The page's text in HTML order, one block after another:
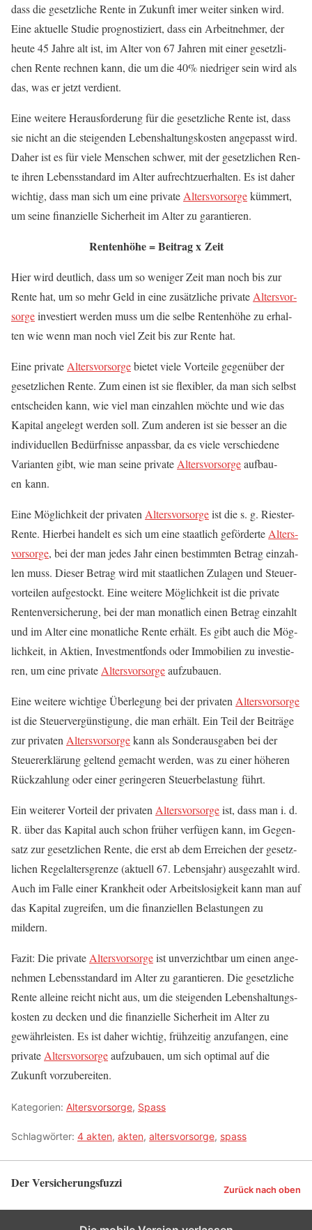
dass die gesetz­li­che Ren­te in Zukunft imer wei­ter sin­ken wird.
Eine aktu­el­le Stu­die pro­gnos­ti­ziert, dass ein Arbeit­neh­mer, der
heu­te 45 Jah­re alt ist, im Alter von 67 Jah­ren mit einer gesetz­li­
chen Ren­te rech­nen kann, die um die 40% nied­ri­ger sein wird als
das, was er jetzt verdient.
Eine wei­te­re Her­aus­for­de­rung für die gesetz­li­che Ren­te ist, dass
sie nicht an die stei­gen­den Lebens­hal­tungs­kos­ten ange­passt wird.
Daher ist es für vie­le Men­schen schwer, mit der gesetz­li­chen Ren­
te ihren Lebens­stan­dard im Alter auf­recht­zu­er­hal­ten. Es ist daher
wich­tig, dass man sich um eine pri­va­te Alters­vor­sor­geküm­mert,
um sei­ne finan­zi­el­le Sicher­heit im Alter zu garantieren.
Ren­ten­hö­he = Bei­trag x Zeit
Hier wird deut­lich, dass um so weni­ger Zeit man noch bis zur
Ren­te hat, um so mehr Geld in eine zusätz­li­che pri­va­te Alters­vor­
sor­geinves­tiert wer­den muss um die sel­be Ren­ten­hö­he zu erhal­
ten wie wenn man noch viel Zeit bis zur Ren­te hat.
Eine pri­va­te Alters­vor­sor­gebie­tet vie­le Vor­tei­le gegen­über der
gesetz­li­chen Ren­te. Zum einen ist sie fle­xi­bler, da man sich selbst
ent­schei­den kann, wie viel man ein­zah­len möch­te und wie das
Kapi­tal ange­legt wer­den soll. Zum ande­ren ist sie bes­ser an die
indi­vi­du­el­len Bedürf­nis­se anpass­bar, da es vie­le ver­schie­de­ne
Vari­an­ten gibt, wie man sei­ne pri­va­te Alters­vor­sor­geauf­bau­
en kann.
Eine Mög­lich­keit der pri­va­ten Alters­vor­sor­geist die s. g. Ries­ter-
Ren­te. Hier­bei han­delt es sich um eine staat­lich geför­der­te Alters­
vor­sor­ge, bei der man jedes Jahr einen bestimm­ten Betrag ein­zah­
len muss. Die­ser Betrag wird mit staat­li­chen Zula­gen und Steu­er­
vor­tei­len auf­ge­stockt. Eine wei­te­re Mög­lich­keit ist die pri­va­te
Ren­ten­ver­si­che­rung, bei der man monat­lich einen Betrag ein­zahlt
und im Alter eine monat­li­che Ren­te erhält. Es gibt auch die Mög­
lich­keit, in Akti­en, Invest­ment­fonds oder Immo­bi­li­en zu inves­tie­
ren, um eine pri­va­te Alters­vor­sor­geaufzubauen.
Eine wei­te­re wich­ti­ge Über­le­gung bei der pri­va­ten Alters­vor­sor­ge
ist die Steu­er­ver­güns­ti­gung, die man erhält. Ein Teil der Bei­trä­ge
zur pri­va­ten Alters­vor­sor­gekann als Son­der­aus­ga­ben bei der
Steu­er­erklä­rung gel­tend gemacht wer­den, was zu einer höhe­ren
Rück­zah­lung oder einer gerin­ge­ren Steu­er­be­las­tung führt.
Ein wei­te­rer Vor­teil der pri­va­ten Alters­vor­sor­geist, dass man i. d.
R. über das Kapi­tal auch schon frü­her ver­fü­gen kann, im Gegen­
satz zur gesetz­li­chen Ren­te, die erst ab dem Errei­chen der gesetz­
li­chen Regel­al­ters­gren­ze (aktu­ell 67. Lebens­jahr) aus­ge­zahlt wird.
Auch im Fal­le einer Krank­heit oder Arbeits­lo­sig­keit kann man auf
das Kapi­tal zugrei­fen, um die finan­zi­el­len Belas­tun­gen zu
mildern.
Fazit: Die pri­va­te Alters­vor­sor­geist unver­zicht­bar um einen ange­
neh­men Lebens­stan­dard im Alter zu garan­tie­ren. Die gesetz­li­che
Ren­te allei­ne reicht nicht aus, um die stei­gen­den Lebens­hal­tungs­
kos­ten zu decken und die finan­zi­el­le Sicher­heit im Alter zu
gewähr­leis­ten. Es ist daher wich­tig, früh­zei­tig anzu­fan­gen, eine
pri­va­te Alters­vor­sor­geauf­zu­bau­en, um sich opti­mal auf die
Zukunft vorzubereiten.
Kategorien: Altersvorsorge, Spass
Schlagwörter: 4 akten, akten, altersvorsorge, spass
Der Versicherungsfuzzi Zurück nach oben